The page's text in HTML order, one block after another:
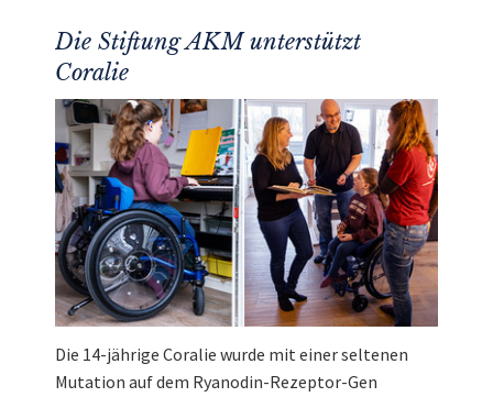
Die Stiftung AKM unterstützt
Coralie
Die 14-jährige Coralie wurde mit einer seltenen
Mutation auf dem Ryanodin-Rezeptor-Gen